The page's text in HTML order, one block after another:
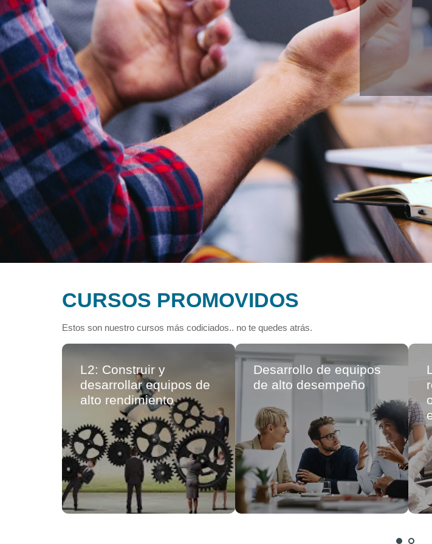
CURSOS PROMOVIDOS
Estos son nuestro cursos más codiciados.. no te quedes atrás.
L2: Construir y
desarrollar equipos de
alto rendimiento
Desarrollo de equipos
de alto desempeño